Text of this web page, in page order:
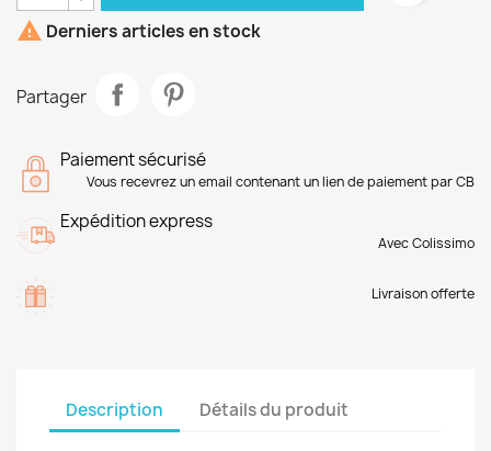
 Derniers articles en stock
Partager
Paiement sécurisé
Vous recevrez un email contenant un lien de paiement par CB
Expédition express
Avec Colissimo
Livraison offerte
Description Détails du produit